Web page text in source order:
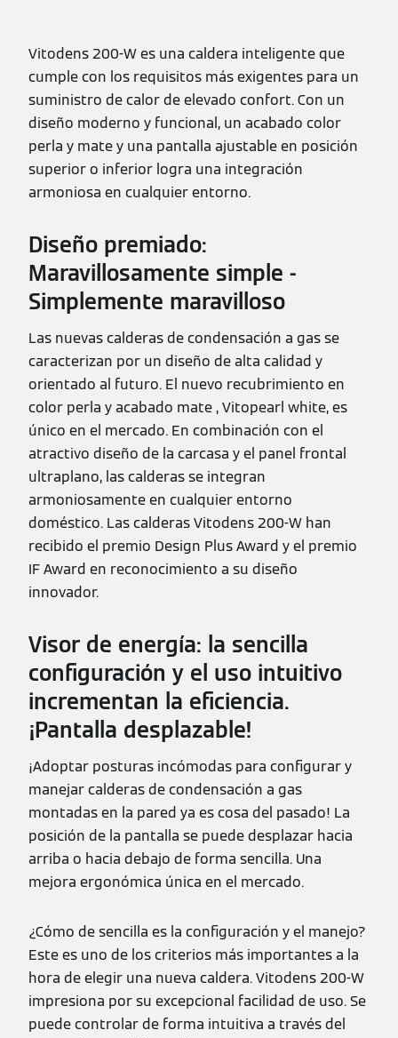
Vitodens 200-W es una caldera inteligente que
cumple con los requisitos más exigentes para un
suministro de calor de elevado confort. Con un
diseño moderno y funcional, un acabado color
perla y mate y una pantalla ajustable en posición
superior o inferior logra una integración
armoniosa en cualquier entorno.
Diseño premiado:
Maravillosamente simple -
Simplemente maravilloso
Las nuevas calderas de condensación a gas se
caracterizan por un diseño de alta calidad y
orientado al futuro. El nuevo recubrimiento en
color perla y acabado mate , Vitopearl white, es
único en el mercado. En combinación con el
atractivo diseño de la carcasa y el panel frontal
ultraplano, las calderas se integran
armoniosamente en cualquier entorno
doméstico. Las calderas Vitodens 200-W han
recibido el premio Design Plus Award y el premio
IF Award en reconocimiento a su diseño
innovador.
Visor de energía: la sencilla
configuración y el uso intuitivo
incrementan la eficiencia.
¡Pantalla desplazable!
¡Adoptar posturas incómodas para configurar y
manejar calderas de condensación a gas
montadas en la pared ya es cosa del pasado! La
posición de la pantalla se puede desplazar hacia
arriba o hacia debajo de forma sencilla. Una
mejora ergonómica única en el mercado.
¿Cómo de sencilla es la configuración y el manejo?
Este es uno de los criterios más importantes a la
hora de elegir una nueva caldera. Vitodens 200-W
impresiona por su excepcional facilidad de uso. Se
puede controlar de forma intuitiva a través del